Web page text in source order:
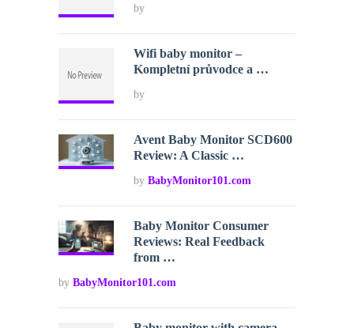
by
Wifi baby monitor –
Kompletní průvodce a …
by
Avent Baby Monitor SCD600
Review: A Classic …
byBabyMonitor101.com
Baby Monitor Consumer
Reviews: Real Feedback
from …
by BabyMonitor101.com